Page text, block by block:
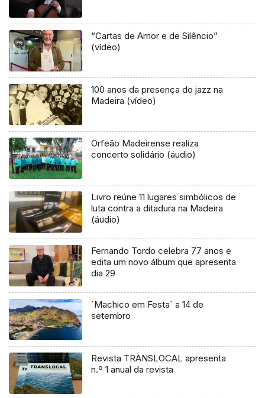
“Cartas de Amor e de Silêncio”
(vídeo)
100 anos da presença do jazz na
Madeira (vídeo)
Orfeão Madeirense realiza
concerto solidário (áudio)
Livro reúne 11 lugares simbólicos de
luta contra a ditadura na Madeira
(áudio)
Fernando Tordo celebra 77 anos e
edita um novo álbum que apresenta
dia 29
`Machico em Festa` a 14 de
setembro
Revista TRANSLOCAL apresenta
n.º 1 anual da revista